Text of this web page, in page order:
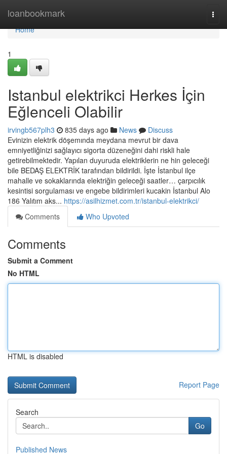
loanbookmark
Home
Home
1
Istanbul elektrikci Herkes İçin
Eğlenceli Olabilir
irvingb567plh3 835 days ago News
Discuss
Evinizin elektrik döşemında meydana mevrut bir dava
emniyetliğinizi sağlayıcı sigorta düzeneğini dahi riskli hale
getirebilmektedir. Yapılan duyuruda elektriklerin ne hin geleceği
bile BEDAŞ ELEKTRİK tarafından bildirildi. İşte İstanbul ilçe
mahalle ve sokaklarında elektriğin geleceği saatler… çarpıcılık
kesintisi sorgulaması ve engebe bildirimleri kucakin İstanbul Alo
186 Yalıtım aks... https://asilhizmet.com.tr/istanbul-elektrikci/
Comments
Who Upvoted
Comments
Submit a Comment
No HTML
HTML is disabled
Report Page
Search
Go
Published News